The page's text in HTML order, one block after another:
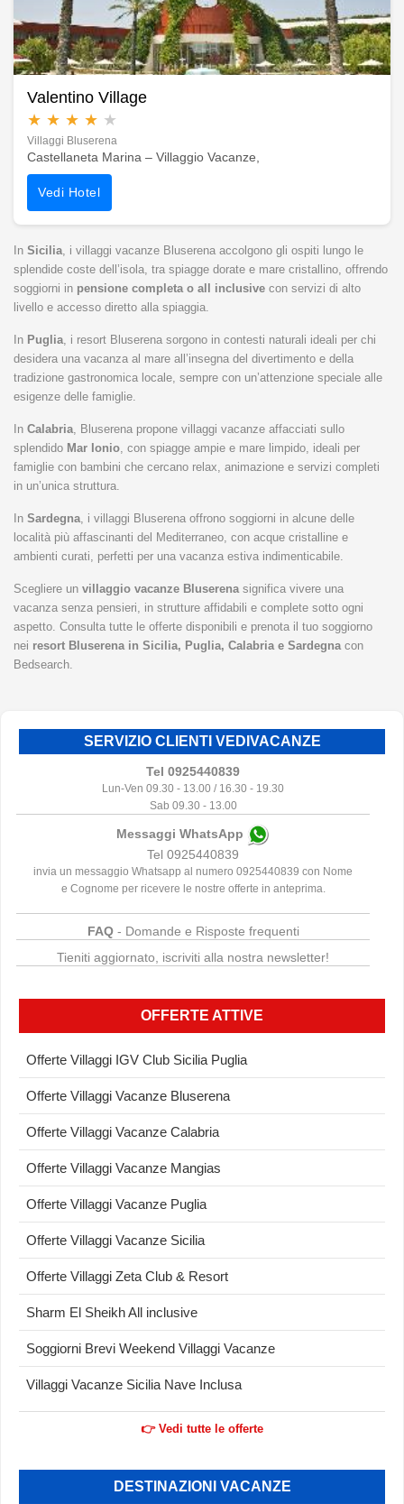
Valentino Village
★ ★ ★ ★ ★
Villaggi Bluserena
Castellaneta Marina – Villaggio Vacanze,
Vedi Hotel
In Sicilia, i villaggi vacanze Bluserena accolgono gli ospiti lungo le
splendide coste dell’isola, tra spiagge dorate e mare cristallino, offrendo
soggiorni in pensione completa o all inclusive con servizi di alto
livello e accesso diretto alla spiaggia.
In Puglia, i resort Bluserena sorgono in contesti naturali ideali per chi
desidera una vacanza al mare all’insegna del divertimento e della
tradizione gastronomica locale, sempre con un’attenzione speciale alle
esigenze delle famiglie.
In Calabria, Bluserena propone villaggi vacanze affacciati sullo
splendido Mar Ionio, con spiagge ampie e mare limpido, ideali per
famiglie con bambini che cercano relax, animazione e servizi completi
in un’unica struttura.
In Sardegna, i villaggi Bluserena offrono soggiorni in alcune delle
località più affascinanti del Mediterraneo, con acque cristalline e
ambienti curati, perfetti per una vacanza estiva indimenticabile.
Scegliere un villaggio vacanze Bluserenasignifica vivere una
vacanza senza pensieri, in strutture affidabili e complete sotto ogni
aspetto. Consulta tutte le offerte disponibili e prenota il tuo soggiorno
nei resort Bluserena in Sicilia, Puglia, Calabria e Sardegnacon
Bedsearch.
SERVIZIO CLIENTI VEDIVACANZE
Tel 0925440839
Lun-Ven 09.30 - 13.00 / 16.30 - 19.30
Sab 09.30 - 13.00
Messaggi WhatsApp
Tel 0925440839
invia un messaggio Whatsapp al numero 0925440839 con Nome
e Cognome per ricevere le nostre offerte in anteprima.
FAQ- Domande e Risposte frequenti
Tieniti aggiornato, iscriviti alla nostra newsletter!
OFFERTE ATTIVE
Offerte Villaggi IGV Club Sicilia Puglia
Offerte Villaggi Vacanze Bluserena
Offerte Villaggi Vacanze Calabria
Offerte Villaggi Vacanze Mangias
Offerte Villaggi Vacanze Puglia
Offerte Villaggi Vacanze Sicilia
Offerte Villaggi Zeta Club & Resort
Sharm El Sheikh All inclusive
Soggiorni Brevi Weekend Villaggi Vacanze
Villaggi Vacanze Sicilia Nave Inclusa
👉 Vedi tutte le offerte
DESTINAZIONI VACANZE